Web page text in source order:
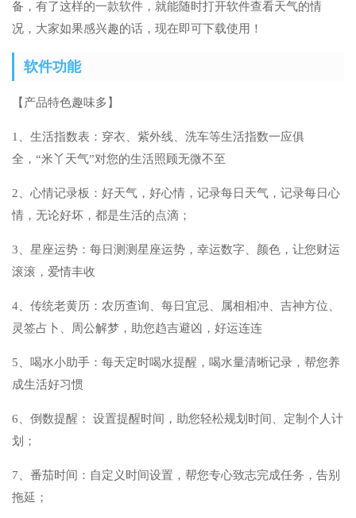
备，有了这样的一款软件，就能随时打开软件查看天气的情
况，大家如果感兴趣的话，现在即可下载使用！
软件功能
【产品特色趣味多】
1、生活指数表：穿衣、紫外线、洗车等生活指数一应俱
全，“米丫天气”对您的生活照顾无微不至
2、心情记录板：好天气，好心情，记录每日天气，记录每日心
情，无论好坏，都是生活的点滴；
3、星座运势：每日测测星座运势，幸运数字、颜色，让您财运
滚滚，爱情丰收
4、传统老黄历：农历查询、每日宜忌、属相相冲、吉神方位、
灵签占卜、周公解梦，助您趋吉避凶，好运连连
5、喝水小助手：每天定时喝水提醒，喝水量清晰记录，帮您养
成生活好习惯
6、倒数提醒： 设置提醒时间，助您轻松规划时间、定制个人计
划；
7、番茄时间：自定义时间设置，帮您专心致志完成任务，告别
拖延；